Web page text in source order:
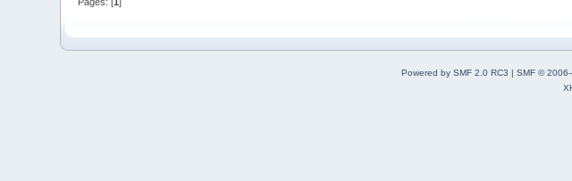
Powered by SMF 2.0 RC3 | SMF ©